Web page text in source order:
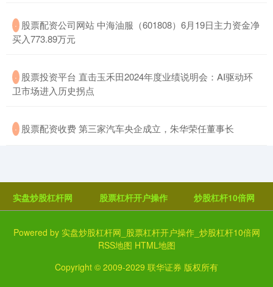
· ​股票配资公司网站 中海油服（601808）6月19日主力资金净
买入773.89万元
· ​股票投资平台 直击玉禾田2024年度业绩说明会：AI驱动环
卫市场进入历史拐点
· ​股票配资收费 第三家汽车央企成立，朱华荣任董事长
实盘炒股杠杆网 股票杠杆开户操作 炒股杠杆10倍网
Powered by 实盘炒股杠杆网_股票杠杆开户操作_炒股杠杆10倍网
RSS地图 HTML地图
Copyright © 2009-2029 联华证券 版权所有